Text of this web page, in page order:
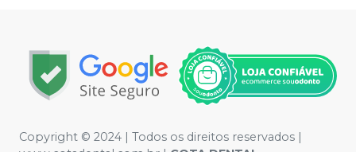
Copyright © 2024 | Todos os direitos reservados |